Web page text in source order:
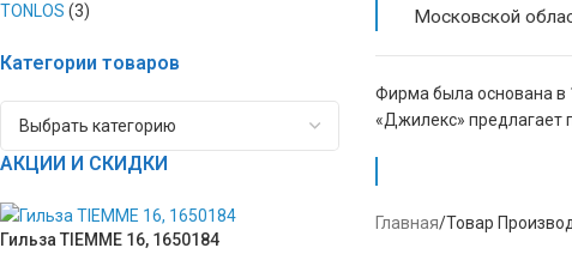
TONLOS (3)
Категории товаров
АКЦИИ И СКИДКИ
Гильза TIEMME 16, 1650184
Московской
Фирма была основана в
«Джилекс» предлагает
Главная/Товар